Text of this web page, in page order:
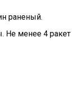
раненый.
Не менее 4